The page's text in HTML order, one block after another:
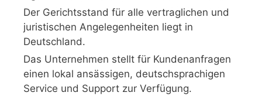
Der Gerichtsstand für alle vertraglichen und
juristischen Angelegenheiten liegt in
Deutschland.
Das Unternehmen stellt für Kundenanfragen
einen lokal ansässigen, deutschsprachigen
Service und Support zur Verfügung.